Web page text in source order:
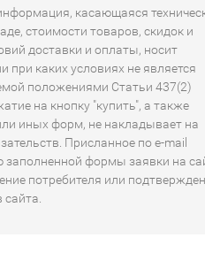
касающаяся
стоимости товаров, скидок и
доставки и оплаты, носит
каких условиях не является
положениями Статьи 437(2)
на кнопку "купить", а также
иных форм, не накладывает на
Присланное по e-mail
формы заявки на
потребителя или